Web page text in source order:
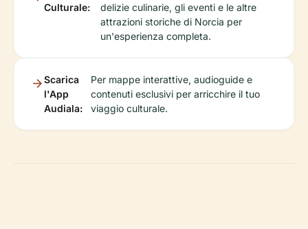
Culturale:
delizie culinarie, gli eventi e le altre
attrazioni storiche di Norcia per
un'esperienza completa.
Scarica
l'App
Audiala:
Per mappe interattive, audioguide e
contenuti esclusivi per arricchire il tuo
viaggio culturale.